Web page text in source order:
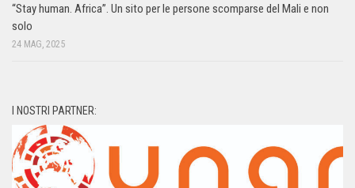
“Stay human. Africa”. Un sito per le persone scomparse del Mali e non
solo
24 MAG, 2025
I NOSTRI PARTNER: